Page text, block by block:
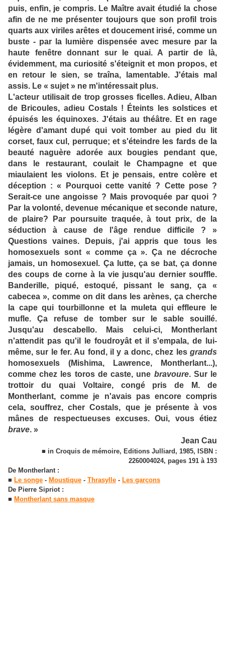
puis, enfin, je compris. Le Maître avait étudié la chose
afin de ne me présenter toujours que son profil trois
quarts aux viriles arêtes et doucement irisé, comme un
buste - par la lumière dispensée avec mesure par la
haute fenêtre donnant sur le quai. A partir de là,
évidemment, ma curiosité s'éteignit et mon propos, et
en retour le sien, se traîna, lamentable. J'étais mal
assis. Le « sujet » ne m'intéressait plus.
L'acteur utilisait de trop grosses ficelles. Adieu, Alban
de Bricoules, adieu Costals ! Éteints les solstices et
épuisés les équinoxes. J'étais au théâtre. Et en rage
légère d'amant dupé qui voit tomber au pied du lit
corset, faux cul, perruque; et s'éteindre les fards de la
beauté naguère adorée aux bougies pendant que,
dans le restaurant, coulait le Champagne et que
miaulaient les violons. Et je pensais, entre colère et
déception : « Pourquoi cette vanité ? Cette pose ?
Serait-ce une angoisse ? Mais provoquée par quoi ?
Par la volonté, devenue mécanique et seconde nature,
de plaire? Par poursuite traquée, à tout prix, de la
séduction à cause de l'âge rendue difficile ? »
Questions vaines. Depuis, j'ai appris que tous les
homosexuels sont « comme ça ». Ça ne décroche
jamais, un homosexuel. Ça lutte, ça se bat, ça donne
des coups de corne à la vie jusqu'au dernier souffle.
Banderille, piqué, estoqué, pissant le sang, ça «
cabecea », comme on dit dans les arènes, ça cherche
la cape qui tourbillonne et la muleta qui effleure le
mufle. Ça refuse de tomber sur le sable souillé.
Jusqu'au descabello. Mais celui-ci, Montherlant
n'attendit pas qu'il le foudroyât et il s'empala, de lui-
même, sur le fer. Au fond, il y a donc, chez les grands
homosexuels (Mishima, Lawrence, Montherlant...),
comme chez les toros de caste, une bravoure. Sur le
trottoir du quai Voltaire, congé pris de M. de
Montherlant, comme je n'avais pas encore compris
cela, souffrez, cher Costals, que je présente à vos
mânes de respectueuses excuses. Oui, vous étiez
brave. »
Jean Cau
■ in Croquis de mémoire, Editions Julliard, 1985, ISBN :
2260004024, pages 191 à 193
De Montherlant :
■ Le songe - Moustique - Thrasylle - Les garçons
De Pierre Sipriot :
■ Montherlant sans masque